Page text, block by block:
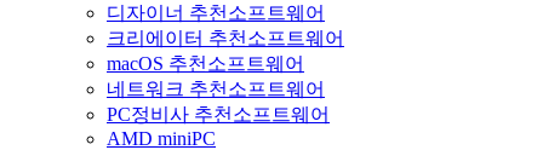
디자이너 추천소프트웨어
크리에이터 추천소프트웨어
macOS 추천소프트웨어
네트워크 추천소프트웨어
PC정비사 추천소프트웨어
AMD miniPC